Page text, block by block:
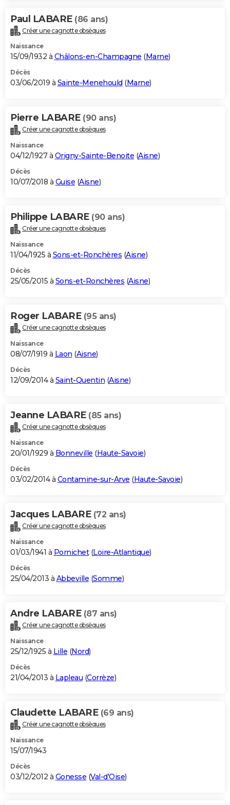
Paul LABARE (86 ans)
Créer une cagnotte obsèques
Naissance
15/09/1932 à Châlons-en-Champagne (Marne)
Décès
03/06/2019 à Sainte-Menehould (Marne)
Pierre LABARE (90 ans)
Créer une cagnotte obsèques
Naissance
04/12/1927 à Origny-Sainte-Benoite (Aisne)
Décès
10/07/2018 à Guise (Aisne)
Philippe LABARE (90 ans)
Créer une cagnotte obsèques
Naissance
11/04/1925 à Sons-et-Ronchères (Aisne)
Décès
25/05/2015 à Sons-et-Ronchères (Aisne)
Roger LABARE (95 ans)
Créer une cagnotte obsèques
Naissance
08/07/1919 à Laon (Aisne)
Décès
12/09/2014 à Saint-Quentin (Aisne)
Jeanne LABARE (85 ans)
Créer une cagnotte obsèques
Naissance
20/01/1929 à Bonneville (Haute-Savoie)
Décès
03/02/2014 à Contamine-sur-Arve (Haute-Savoie)
Jacques LABARE (72 ans)
Créer une cagnotte obsèques
Naissance
01/03/1941 à Pornichet(Loire-Atlantique)
Décès
25/04/2013 à Abbeville (Somme)
Andre LABARE (87 ans)
Créer une cagnotte obsèques
Naissance
25/12/1925 à Lille (Nord)
Décès
21/04/2013 à Lapleau (Corrèze)
Claudette LABARE (69 ans)
Créer une cagnotte obsèques
Naissance
15/07/1943
Décès
03/12/2012 à Gonesse (Val-d'Oise)